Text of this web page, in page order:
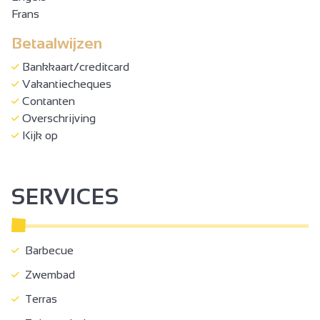
(slaapbank voor 2 personen), doucheruimte met WC.
zolderkamer met stapelbed.
Privéterras voor de gîte.
Frans
Betaalwijzen
Bankkaart/creditcard
Vakantiecheques
Contanten
Overschrijving
Kijk op
SERVICES
Barbecue
Zwembad
Terras